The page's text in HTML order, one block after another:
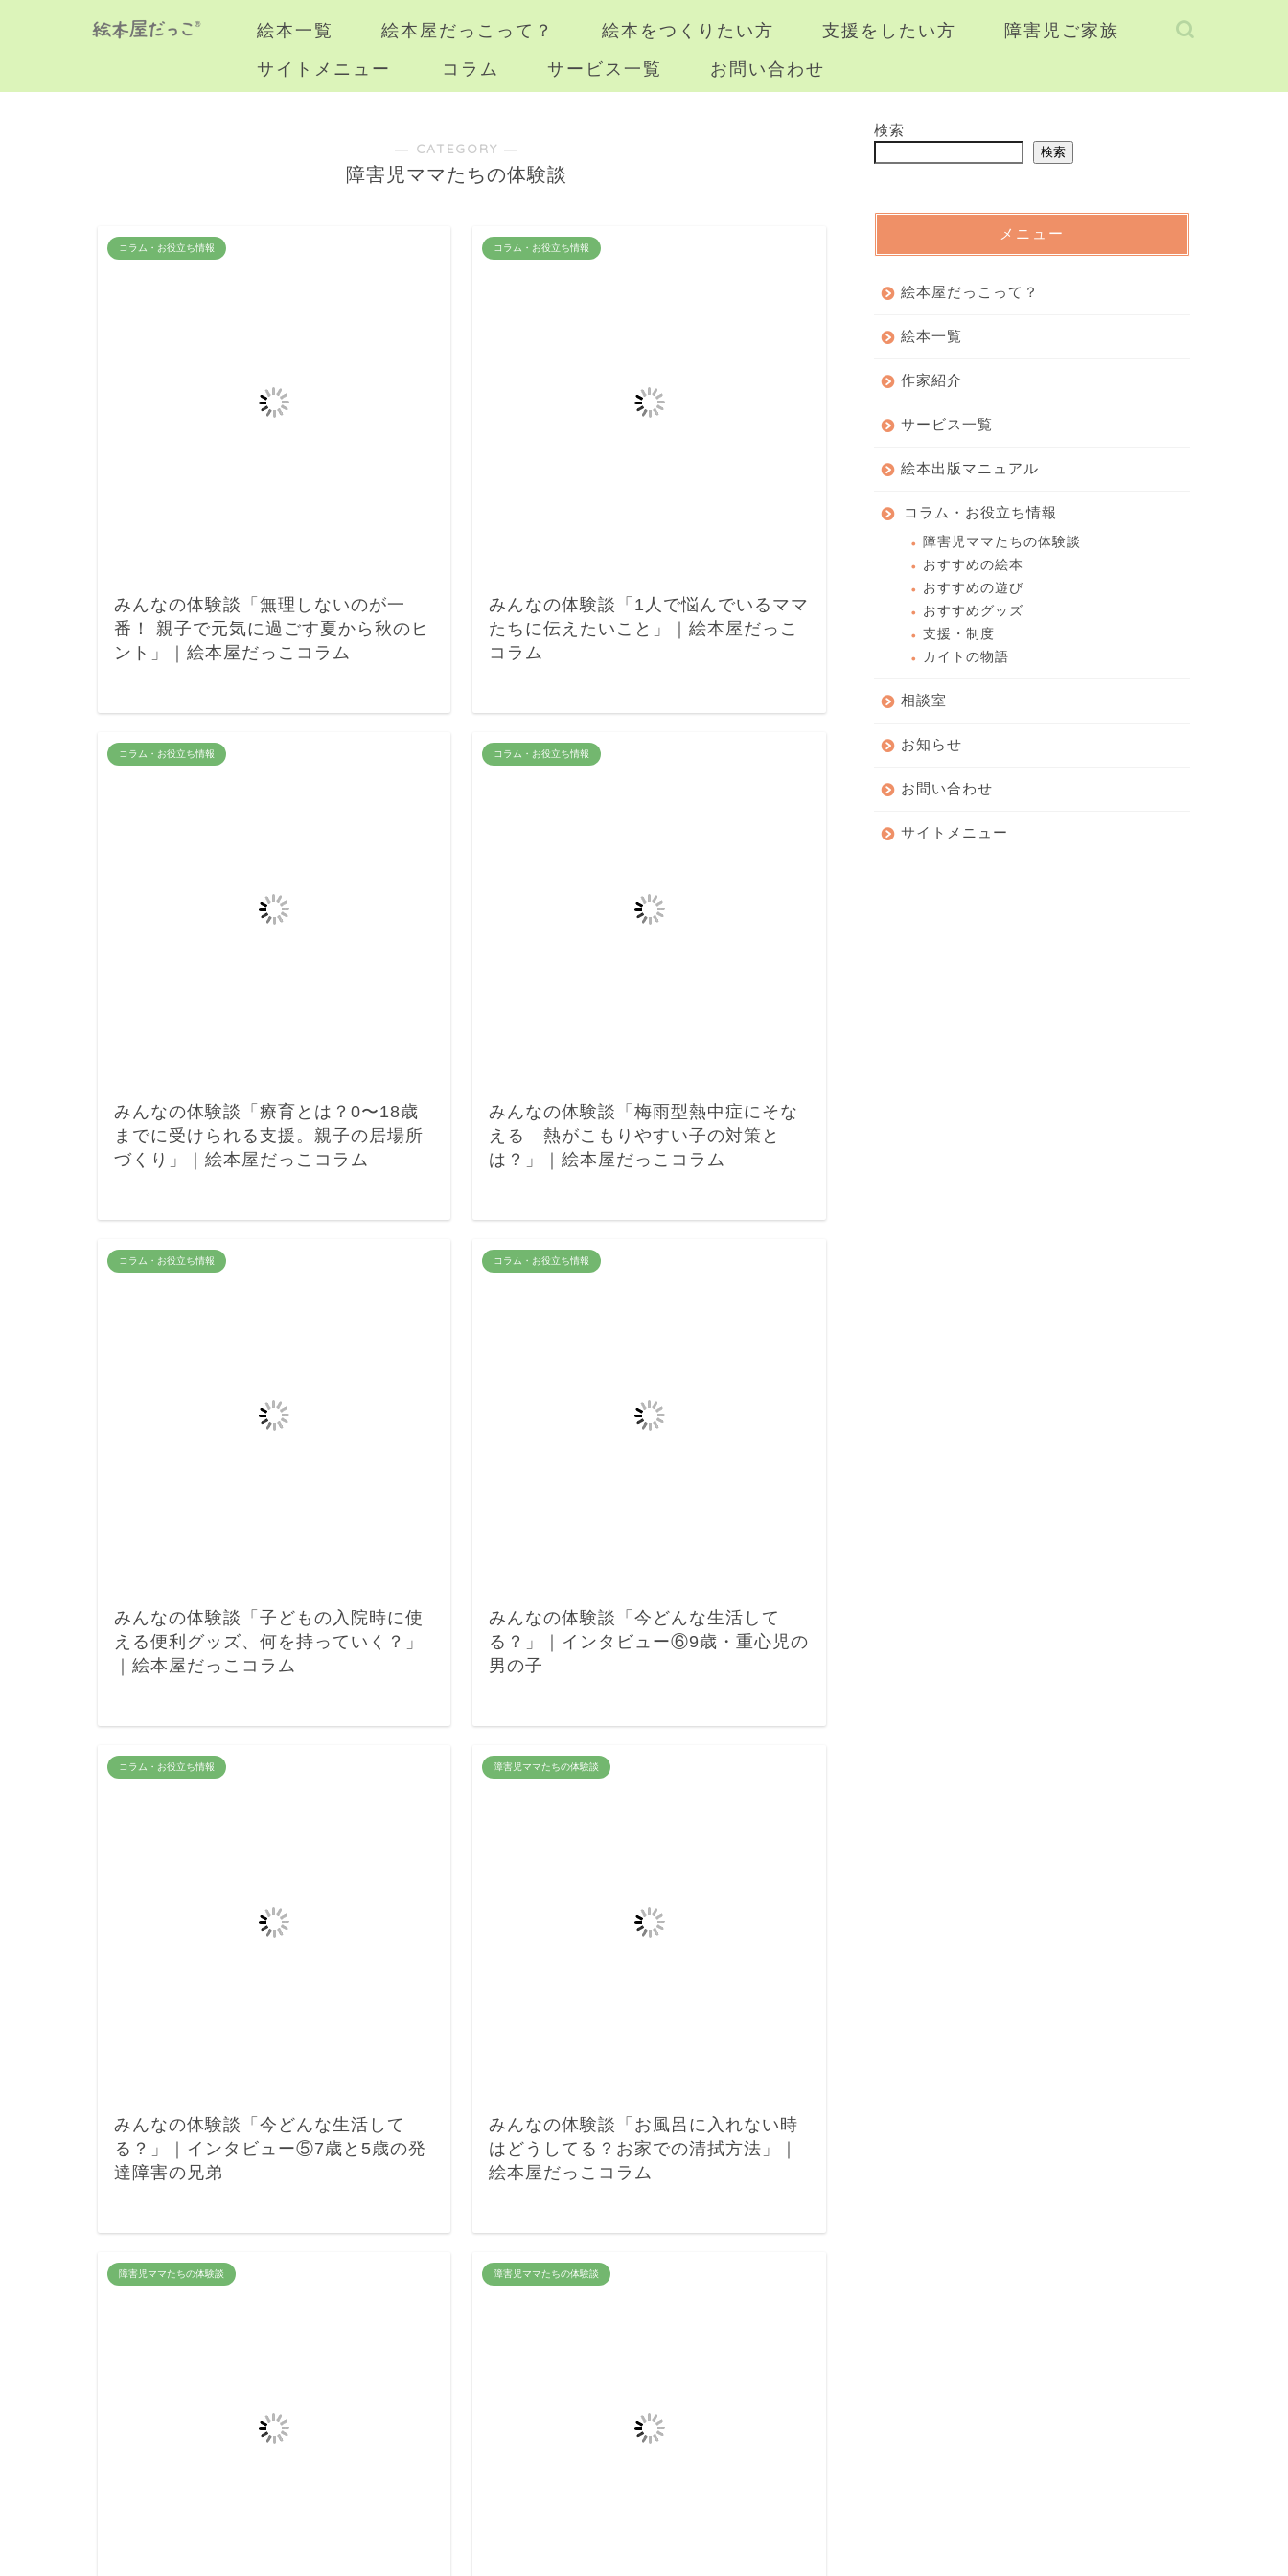
絵本一覧 絵本屋だっこって？ 絵本をつくりたい方 支援をしたい方
障害児ご家族
サイトメニュー
コラム サービス一覧 お問い合わせ
― CATEGORY ―
障害児ママたちの体験談
コラム・お役立ち情報
みんなの体験談「無理しないのが一
番！ 親子で元気に過ごす夏から秋のヒ
ント」｜絵本屋だっこコラム
コラム・お役立ち情報
みんなの体験談「1人で悩んでいるママ
たちに伝えたいこと」｜絵本屋だっこ
コラム
コラム・お役立ち情報
みんなの体験談「療育とは？0〜18歳
までに受けられる支援。親子の居場所
づくり」｜絵本屋だっこコラム
コラム・お役立ち情報
みんなの体験談「梅雨型熱中症にそな
える 熱がこもりやすい子の対策と
は？」｜絵本屋だっこコラム
コラム・お役立ち情報
みんなの体験談「子どもの入院時に使
える便利グッズ、何を持っていく？」
｜絵本屋だっこコラム
コラム・お役立ち情報
みんなの体験談「今どんな生活して
る？」｜インタビュー⑥9歳・重心児の
男の子
コラム・お役立ち情報
みんなの体験談「今どんな生活して
る？」｜インタビュー⑤7歳と5歳の発
達障害の兄弟
障害児ママたちの体験談
みんなの体験談「お風呂に入れない時
はどうしてる？お家での清拭方法」｜
絵本屋だっこコラム
障害児ママたちの体験談 障害児ママたちの体験談
検索
検索
メニュー
絵本屋だっこって？
絵本一覧
作家紹介
サービス一覧
絵本出版マニュアル
コラム・お役立ち情報
障害児ママたちの体験談
おすすめの絵本
おすすめの遊び
おすすめグッズ
支援・制度
カイトの物語
相談室
お知らせ
お問い合わせ
サイトメニュー